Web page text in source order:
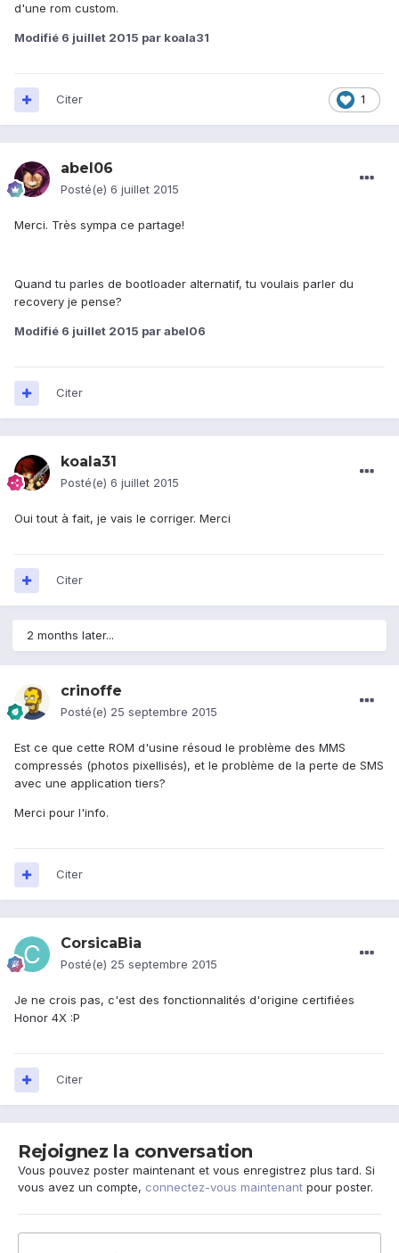
d'une rom custom.
Modifié 6 juillet 2015 par koala31
1
Citer
abel06
Posté(e) 6 juillet 2015
Merci. Très sympa ce partage!
Quand tu parles de bootloader alternatif, tu voulais parler du
recovery je pense?
Modifié 6 juillet 2015 par abel06
Citer
koala31
Posté(e) 6 juillet 2015
Oui tout à fait, je vais le corriger. Merci
Citer
2 months later...
crinoffe
Posté(e) 25 septembre 2015
Est ce que cette ROM d'usine résoud le problème des MMS
compressés (photos pixellisés), et le problème de la perte de SMS
avec une application tiers?
Merci pour l'info.
Citer
CorsicaBia
Posté(e) 25 septembre 2015
Je ne crois pas, c'est des fonctionnalités d'origine certifiées
Honor 4X :P
Citer
Rejoignez la conversation
Vous pouvez poster maintenant et vous enregistrez plus tard. Si
vous avez un compte, connectez-vous maintenant pour poster.